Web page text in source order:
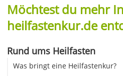
Möchtest du mehr
heilfastenkur.de
Rund ums Heilfasten
Was bringt eine Heilfastenkur?